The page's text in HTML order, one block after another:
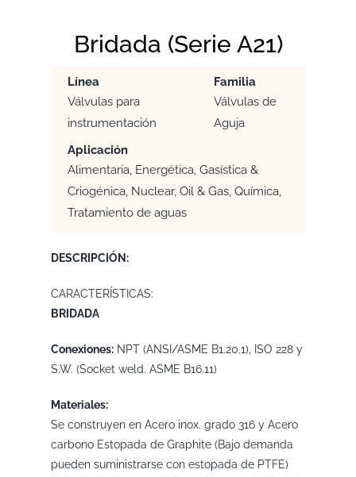
Bridada (Serie A21)
Línea
Familia
Válvulas para
instrumentación
Válvulas de
Aguja
Aplicación
Alimentaria, Energética, Gasística &
Criogénica, Nuclear, Oil & Gas, Química,
Tratamiento de aguas
DESCRIPCIÓN:
CARACTERÍSTICAS:
BRIDADA
Conexiones:NPT (ANSI/ASME B1.20.1), ISO 228 y
S.W. (Socket weld. ASME B16.11)
Materiales:
Se construyen en Acero inox. grado 316 y Acero
carbono Estopada de Graphite (Bajo demanda
pueden suministrarse con estopada de PTFE)